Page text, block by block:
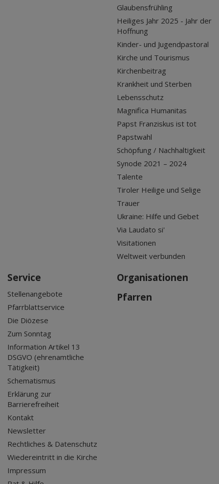
Glaubensfrühling
Heiliges Jahr 2025 - Jahr der
Hoffnung
Kinder- und Jugendpastoral
Kirche und Tourismus
Kirchenbeitrag
Krankheit und Sterben
Lebensschutz
Magnifica Humanitas
Papst Franziskus ist tot
Papstwahl
Schöpfung / Nachhaltigkeit
Synode 2021 – 2024
Talente
Tiroler Heilige und Selige
Trauer
Ukraine: Hilfe und Gebet
Via Laudato si'
Visitationen
Weltweit verbunden
Service
Stellenangebote
Pfarrblattservice
Die Diözese
Zum Sonntag
Information Artikel 13
DSGVO (ehrenamtliche
Tätigkeit)
Schematismus
Erklärung zur
Barrierefreiheit
Kontakt
Newsletter
Rechtliches & Datenschutz
Wiedereintritt in die Kirche
Impressum
Organisationen
Pfarren